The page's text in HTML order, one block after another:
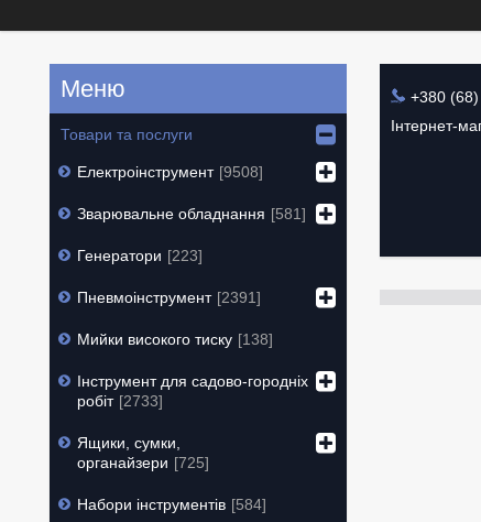
+380
Інтернет-
Товари та послуги
Електроінструмент 9508
Зварювальне обладнання 581
Генератори 223
Пневмоінструмент 2391
Мийки високого тиску 138
Інструмент для садово-городніх
робіт 2733
Ящики, сумки,
органайзери
725
Набори інструментів 584